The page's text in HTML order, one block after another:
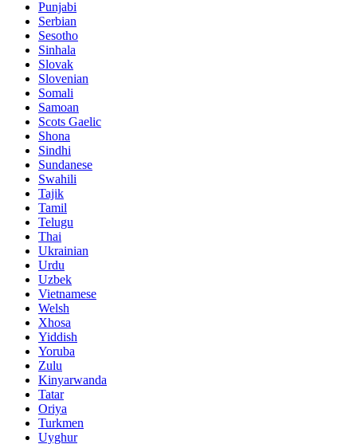
Punjabi
Serbian
Sesotho
Sinhala
Slovak
Slovenian
Somali
Samoan
Scots Gaelic
Shona
Sindhi
Sundanese
Swahili
Tajik
Tamil
Telugu
Thai
Ukrainian
Urdu
Uzbek
Vietnamese
Welsh
Xhosa
Yiddish
Yoruba
Zulu
Kinyarwanda
Tatar
Oriya
Turkmen
Uyghur